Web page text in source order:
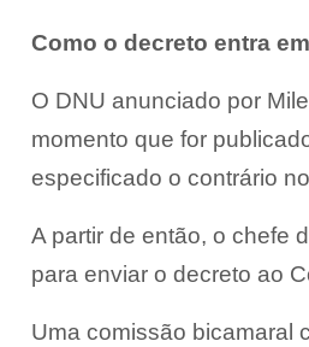
Como o decreto entra
O DNU anunciado por
momento que for
especificado o contrário
A partir de então, o chefe
para enviar o decreto ao
Uma comissão bicamaral